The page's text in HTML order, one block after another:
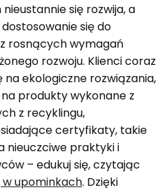
się rozwija, a
się do
rosnących wymagań
rozwoju. Klienci coraz
ekologiczne rozwiązania,
produkty wykonane z
z recyklingu,
certyfikaty, takie
nieuczciwe praktyki i
– edukuj się, czytając
upominkach. Dzięki